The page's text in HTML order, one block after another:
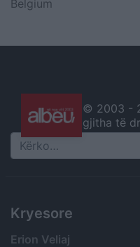
Belgium
© 2003 -
gjitha të
Search
Kryesore
Erion Veliaj